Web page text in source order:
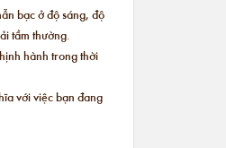
bạc ở độ sáng, độ
tầm thường.
hành trong thời
với việc bạn đang